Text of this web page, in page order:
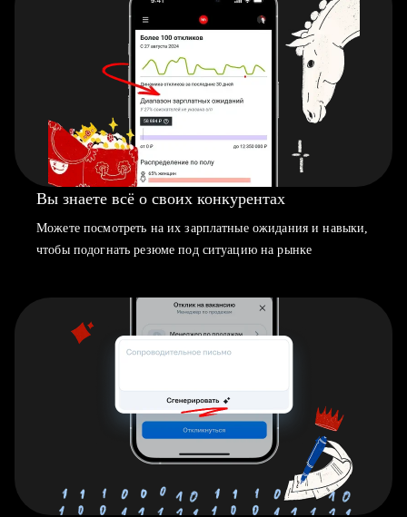
Вы знаете всё о своих конкурентах
Можете посмотреть на их зарплатные ожидания и навыки,
чтобы подогнать резюме под ситуацию на рынке